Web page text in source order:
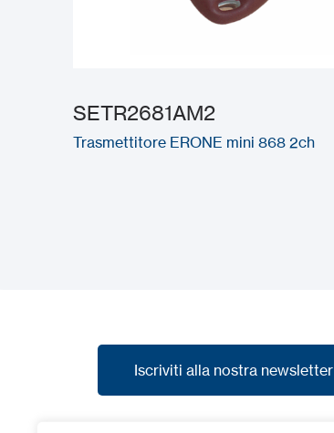
SETR2681AM2
Trasmettitore ERONE mini 868 2ch
Iscriviti alla nostra newsletter